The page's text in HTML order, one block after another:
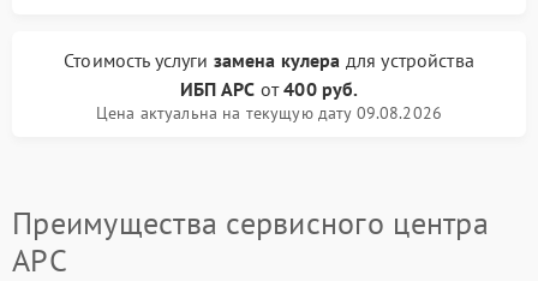
Стоимость услуги замена кулера для устройства
ИБП APC от400 руб.
Цена актуальна на текущую дату 09.08.2026
Преимущества сервисного центра
APC